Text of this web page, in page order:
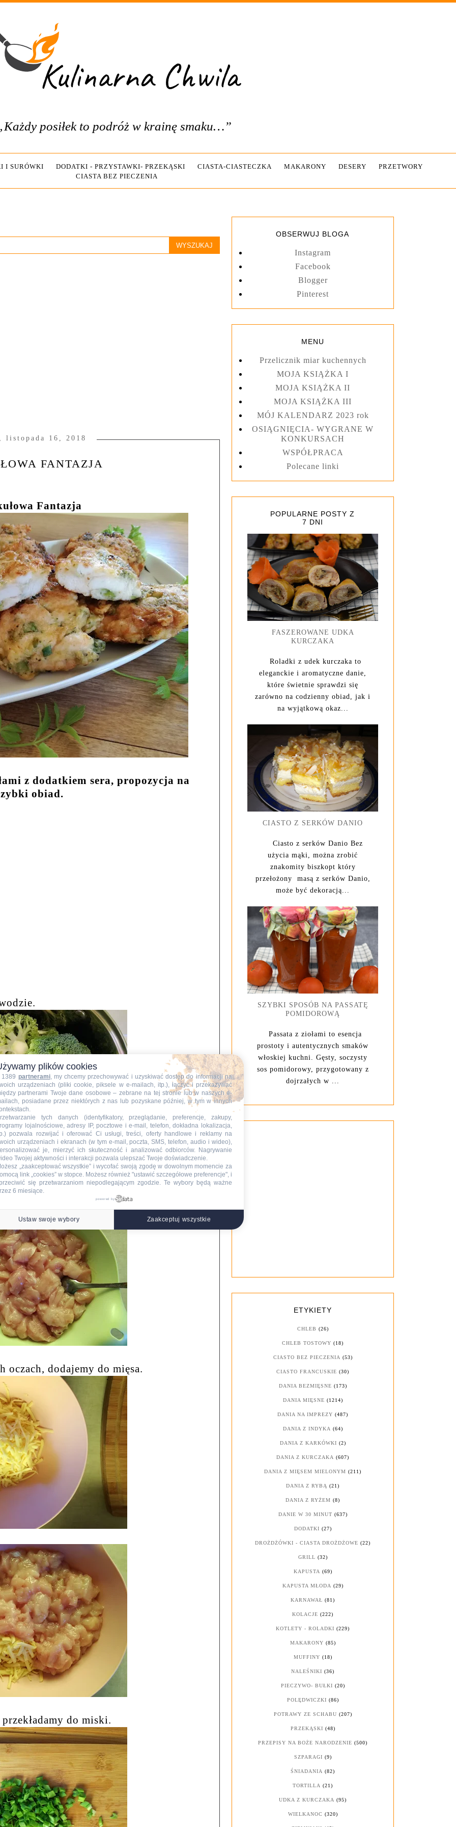
posiłek to podróż w krainę smaku…”
I SURÓWKI DODATKI - PRZYSTAWKI- PRZEKĄSKI CIASTA-CIASTECZKA MAKARONY DESERY
PRZETWORY
CIASTA BEZ PIECZENIA
listopada 16, 2018
FANTAZJA
Fantazja
z dodatkiem sera, propozycja na
obiad.
do miski.
oczach, dodajemy do mięsa.
do miski.
OBSERWUJ BLOGA
Instagram
Facebook
Blogger
Pinterest
MENU
Przelicznik miar kuchennych
MOJA KSIĄŻKA I
MOJA KSIĄŻKA II
MOJA KSIĄŻKA III
MÓJ KALENDARZ 2023 rok
OSIĄGNIĘCIA- WYGRANE W
KONKURSACH
WSPÓŁPRACA
Polecane linki
POPULARNE POSTY Z
7 DNI
FASZEROWANE UDKA
KURCZAKA
Roladki z udek kurczaka to
eleganckie i aromatyczne danie,
które świetnie sprawdzi się
zarówno na codzienny obiad, jak i
na wyjątkową okaz...
CIASTO Z SERKÓW DANIO
Ciasto z serków Danio Bez
użycia mąki, można zrobić
znakomity biszkopt który
przełożony masą z serków Danio,
może być dekoracją...
SZYBKI SPOSÓB NA PASSATĘ
POMIDOROWĄ
Passata z ziołami to esencja
prostoty i autentycznych smaków
włoskiej kuchni. Gęsty, soczysty
sos pomidorowy, przygotowany z
dojrzałych w ...
ETYKIETY
CHLEB (26)
CHLEB TOSTOWY (18)
CIASTO BEZ PIECZENIA (53)
CIASTO FRANCUSKIE (30)
DANIA BEZMIĘSNE (173)
DANIA MIĘSNE (1214)
DANIA NA IMPREZY (487)
DANIA Z INDYKA (64)
DANIA Z KARKÓWKI (2)
DANIA Z KURCZAKA (607)
DANIA Z MIĘSEM MIELONYM (211)
DANIA Z RYBĄ (21)
DANIA Z RYŻEM (8)
DANIE W 30 MINUT (637)
DODATKI (27)
DROŻDŻÓWKI - CIASTA DROŻDŻOWE (22)
GRILL (32)
KAPUSTA (69)
KAPUSTA MŁODA (29)
KARNAWAŁ (81)
KOLACJE (222)
KOTLETY - ROLADKI (229)
MAKARONY (85)
MUFFINY (18)
NALEŚNIKI (36)
PIECZYWO- BUŁKI (20)
POLĘDWICZKI (86)
POTRAWY ZE SCHABU (207)
PRZEKĄSKI (48)
PRZEPISY NA BOŻE NARODZENIE (500)
SZPARAGI (9)
ŚNIADANIA (82)
TORTILLA (21)
UDKA Z KURCZAKA (95)
WIELKANOC (320)
plików cookies
1389 partnerami, my chcemy przechowywać i uzyskiwać dostęp do informacji na
urządzeniach (pliki cookie, piksele w e-mailach, itp.), łączyć i przekazywać
partnerami Twoje dane osobowe – zebrane na tej stronie lub w naszych e-
posiadane przez niektórych z nas lub pozyskane później, w tym w innych
tych danych (identyfikatory, przeglądanie, preferencje, zakupy,
lojalnościowe, adresy IP, pocztowe i e-mail, telefon, dokładna lokalizacja,
pozwala rozwijać i oferować Ci usługi, treści, oferty handlowe i reklamy na
urządzeniach i ekranach (w tym e-mail, poczta, SMS, telefon, audio i wideo),
je, mierzyć ich skuteczność i analizować odbiorców. Nagrywanie
Twojej aktywności i interakcji pozwala ulepszać Twoje doświadczenie.
„zaakceptować wszystkie” i wycofać swoją zgodę w dowolnym momencie za
link „cookies” w stopce. Możesz również "ustawić szczegółowe preferencje", i
się przetwarzaniom niepodlegającym zgodzie. Te wybory będą ważne
6 miesiące.
powered by
Ustaw swoje wybory Zaakceptuj wszystkie